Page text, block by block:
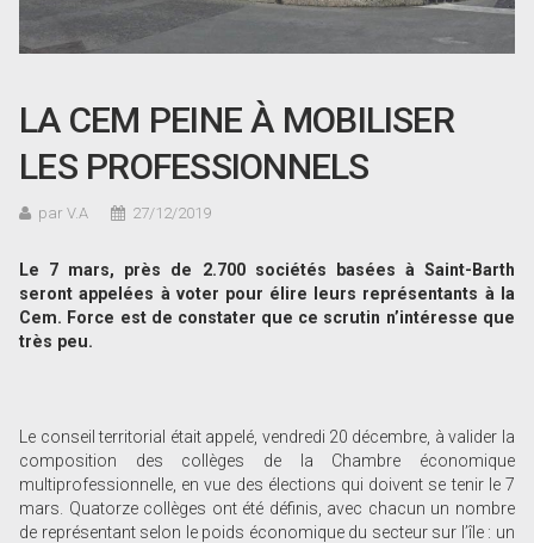
LA CEM PEINE À MOBILISER
LES PROFESSIONNELS
par V.A 27/12/2019
Le 7 mars, près de 2.700 sociétés basées à Saint-Barth
seront appelées à voter pour élire leurs représentants à la
Cem. Force est de constater que ce scrutin n’intéresse que
très peu.
Le conseil territorial était appelé, vendredi 20 décembre, à valider la
composition des collèges de la Chambre économique
multiprofessionnelle, en vue des élections qui doivent se tenir le 7
mars. Quatorze collèges ont été définis, avec chacun un nombre
de représentant selon le poids économique du secteur sur l’île : un